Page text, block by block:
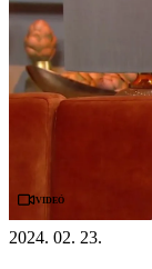
Videó
2024. 02. 23.